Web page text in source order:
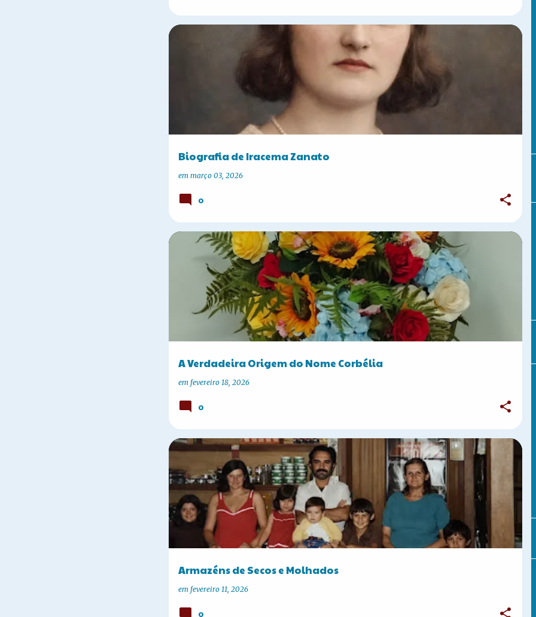
Biografia de Iracema Zanato
em março 03, 2026
0
A Verdadeira Origem do Nome Corbélia
em fevereiro 18, 2026
A HISTÓRIA DE CORBÉLIA CURIOSIDADES
0
Armazéns de Secos e Molhados
em fevereiro 11, 2026
A HISTÓRIA DE CORBÉLIA CURIOSIDADES PARANÁ SUL DO BRASIL
0